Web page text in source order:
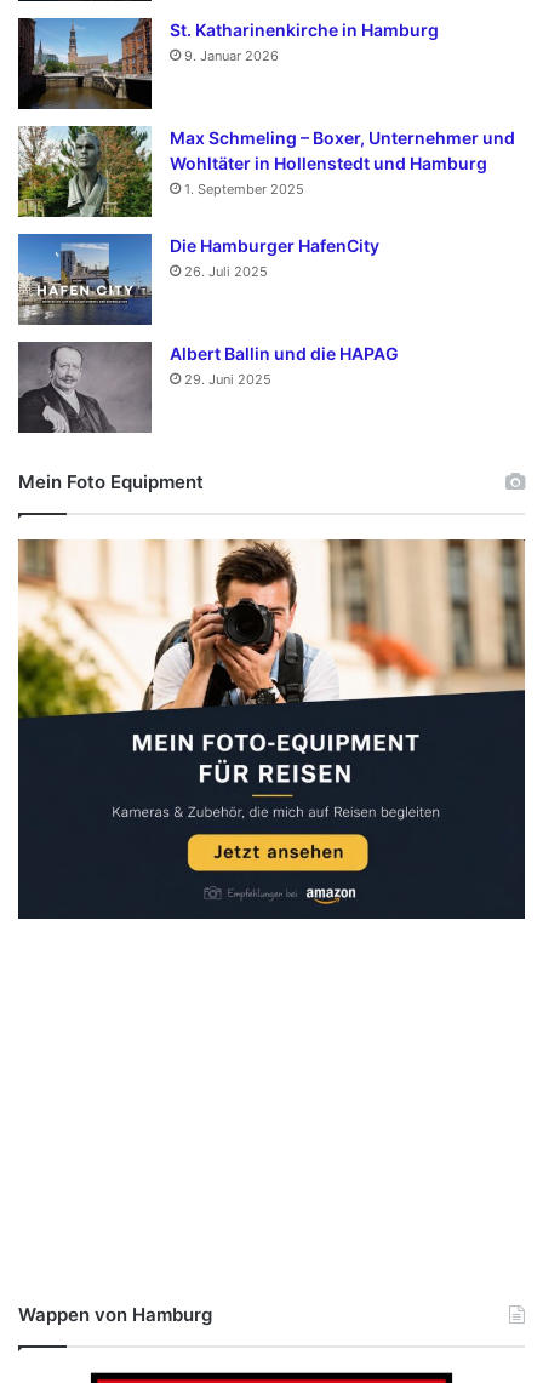
St. Katharinenkirche in Hamburg
9. Januar 2026
Max Schmeling – Boxer, Unternehmer und
Wohltäter in Hollenstedt und Hamburg
1. September 2025
Die Hamburger HafenCity
26. Juli 2025
Albert Ballin und die HAPAG
29. Juni 2025
Mein Foto Equipment
Wappen von Hamburg